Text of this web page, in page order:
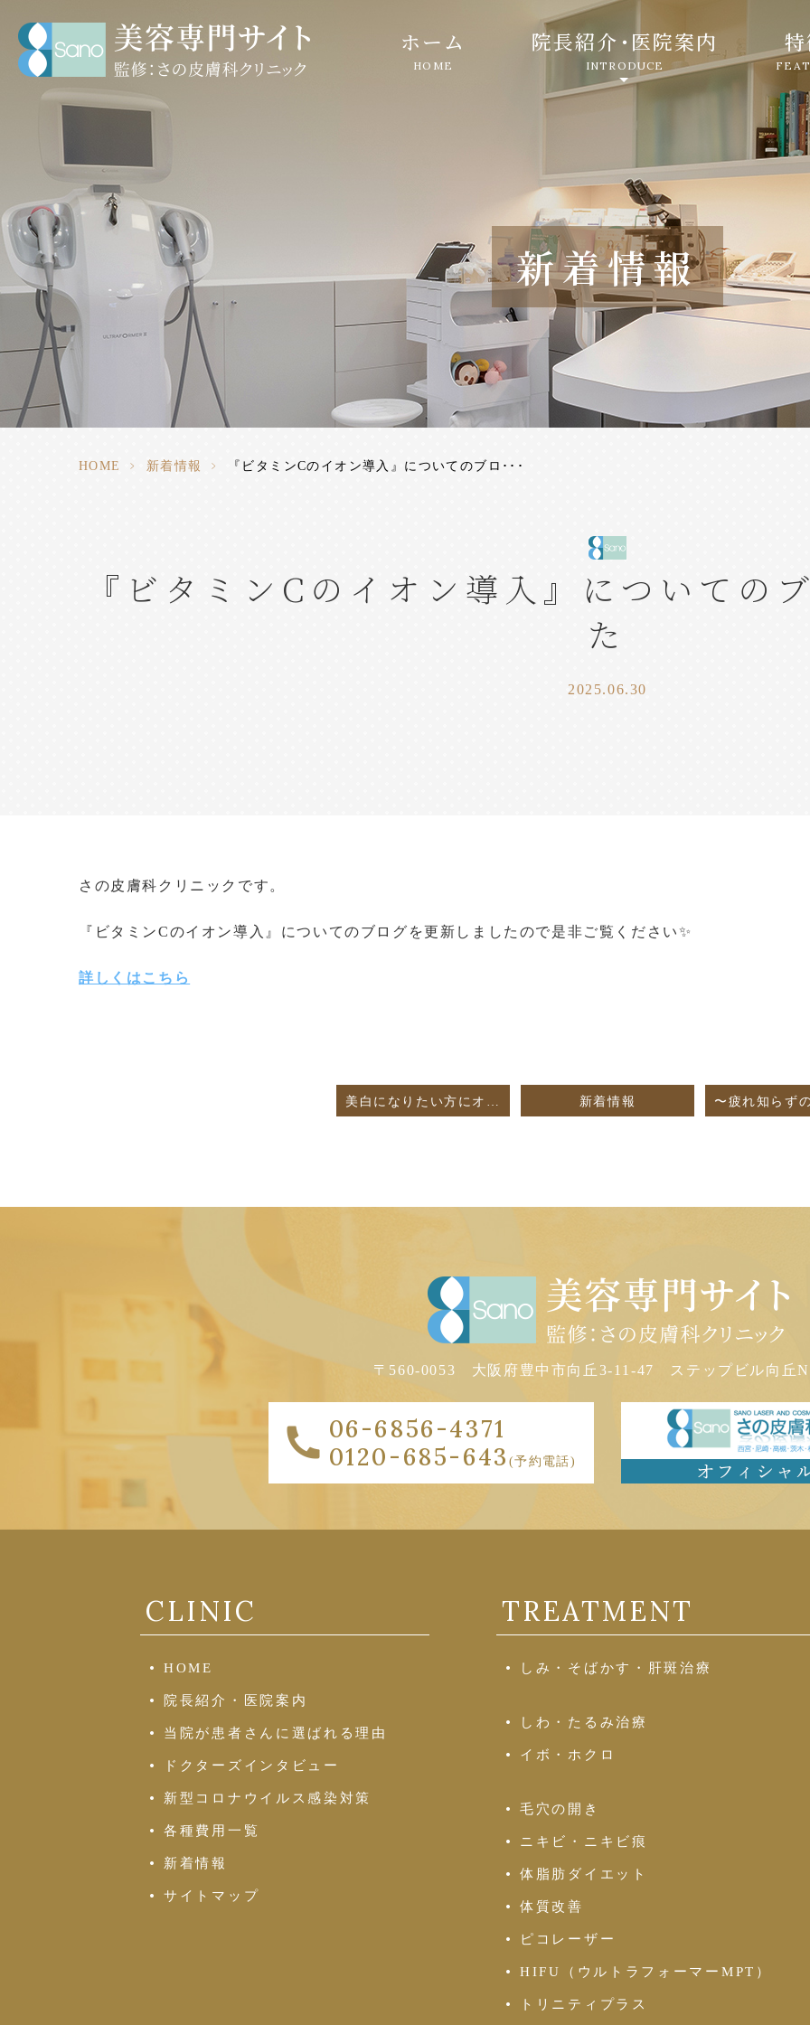
ホーム
HOME
院長紹介・医院案内
INTRODUCE
新着情報
HOME > 新着情報 > 『ビタミンCのイオン導入』についてのブロ･･･
『ビタミンCのイオン導入』についての
た
2025.06.30
さの皮膚科クリニックです。
『ビタミンCのイオン導入』についてのブログを更新しましたので是非ご覧ください✨
詳しくはこちら
新着情報
〒560-0053 大阪府豊中市向丘3-11-47 ステップビル向丘
06-6856-4371
0120-685-643 (予約電話)
CLINIC
HOME
院長紹介・医院案内
当院が患者さんに選ばれる理由
ドクターズインタビュー
新型コロナウイルス感染対策
各種費用一覧
新着情報
サイトマップ
TREATMENT
しみ・そばかす・肝斑治療
しわ・たるみ治療
イボ・ホクロ
毛穴の開き
ニキビ・ニキビ痕
体脂肪ダイエット
体質改善
ピコレーザー
HIFU（ウルトラフォーマーMPT）
トリニティプラス